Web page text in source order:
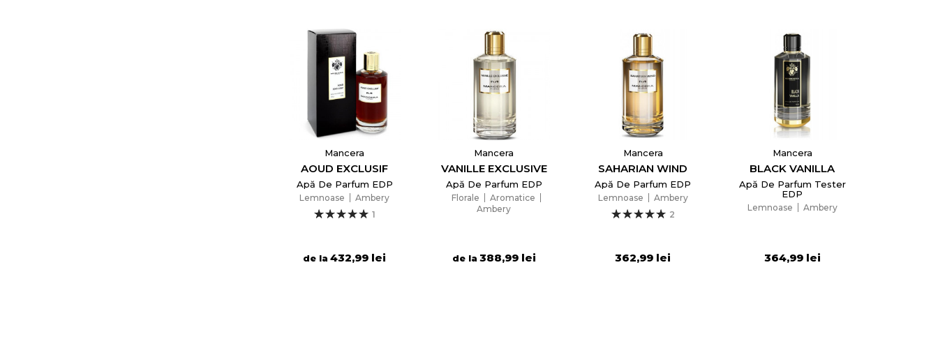
Mancera
AOUD EXCLUSIF
Apă De Parfum EDP
Lemnoase
Ambery
1
de la 432,99 lei
Mancera
VANILLE EXCLUSIVE
Apă De Parfum EDP
Florale
Aromatice
Ambery
de la 388,99 lei
Mancera
SAHARIAN WIND
Apă De Parfum EDP
Lemnoase
Ambery
2
362,99 lei
Mancera
BLACK VANILLA
Apă De Parfum Tester
EDP
Lemnoase Ambery
364,99 lei